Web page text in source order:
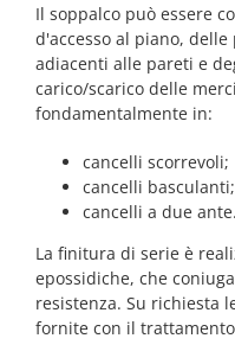
Il soppalco può essere
d'accesso al piano,
adiacenti alle pareti e
carico/scarico delle
fondamentalmente in:
cancelli scorrevoli;
cancelli basculanti;
cancelli a due ante.
La finitura di serie è
epossidiche, che
resistenza. Su richiesta
fornite con il